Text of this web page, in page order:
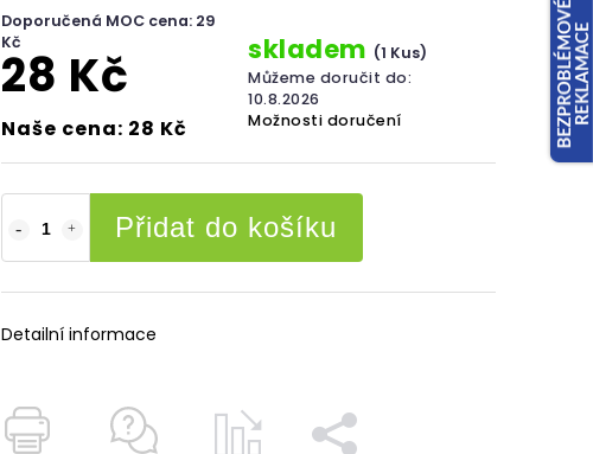
Doporučená MOC cena: 29
Kč
28 Kč
Naše cena: 28 Kč
skladem (1 Kus)
Můžeme doručit do:
10.8.2026
Možnosti doručení
Přidat do košíku
Detailní informace